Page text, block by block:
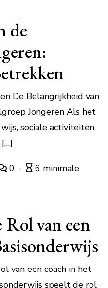
de
De Belangrijkheid van
Jongeren Als het
sociale activiteiten
[…]
0
6 minimale
van een
van een coach in het
speelt de rol